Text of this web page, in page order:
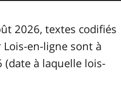
2026, textes codifiés
en-ligne sont à
à laquelle lois-